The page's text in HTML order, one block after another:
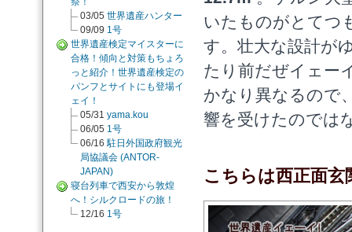
03/05 世界遺産ハンター
09/09 1号
世界遺産検定マイスターに
合格！傾向と対策もちょろ
っと紹介！世界遺産検定の
パンフとサイトにも登場イ
ェイ！
05/31 yama.kou
06/05 1号
06/16 駐日外国政府観光
局協議会 (ANTOR-
JAPAN)
寝台列車で西安から敦煌
へ！シルクロードの旅！
12/16 1号
いたものがとてつ
す。壮大な設計が
たり前だぜイェー
かなり異なるので
響を受けたのでは
こちらは西正面